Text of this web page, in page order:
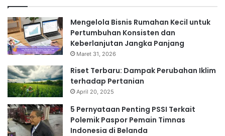
Mengelola Bisnis Rumahan Kecil untuk
Pertumbuhan Konsisten dan
Keberlanjutan Jangka Panjang
Maret 31, 2026
Riset Terbaru: Dampak Perubahan Iklim
terhadap Pertanian
April 20, 2025
5 Pernyataan Penting PSSI Terkait
Polemik Paspor Pemain Timnas
Indonesia di Belanda